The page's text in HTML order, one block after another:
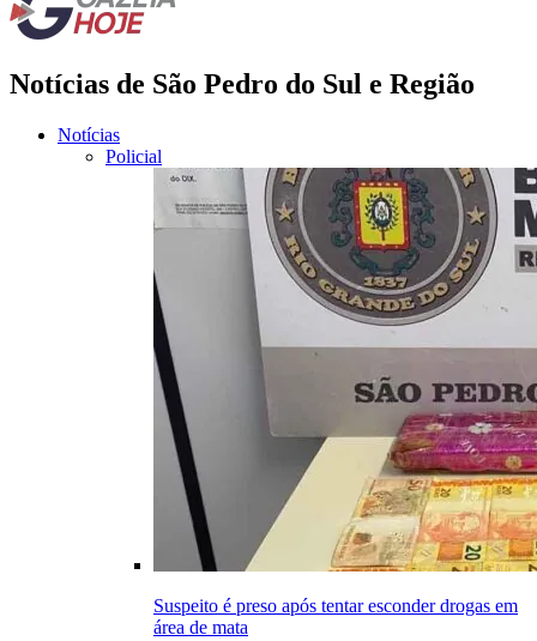
Notícias de São Pedro do Sul e Região
Notícias
Policial
Suspeito é preso após tentar esconder drogas em
área de mata